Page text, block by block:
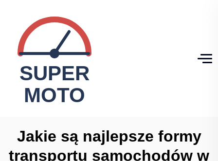
Jakie są najlepsze formy
transportu samochodów w